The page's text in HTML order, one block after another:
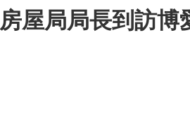
房屋局局長到訪博